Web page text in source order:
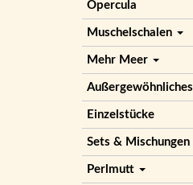
Opercula
Muschelschalen
Mehr Meer
Außergewöhnliches
Einzelstücke
Sets & Mischungen
Perlmutt